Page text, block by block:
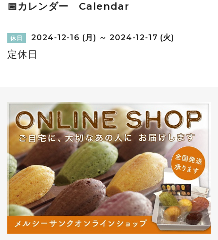
📅カレンダー Calendar
休日 2024-12-16 (月) ～ 2024-12-17 (火)
定休日